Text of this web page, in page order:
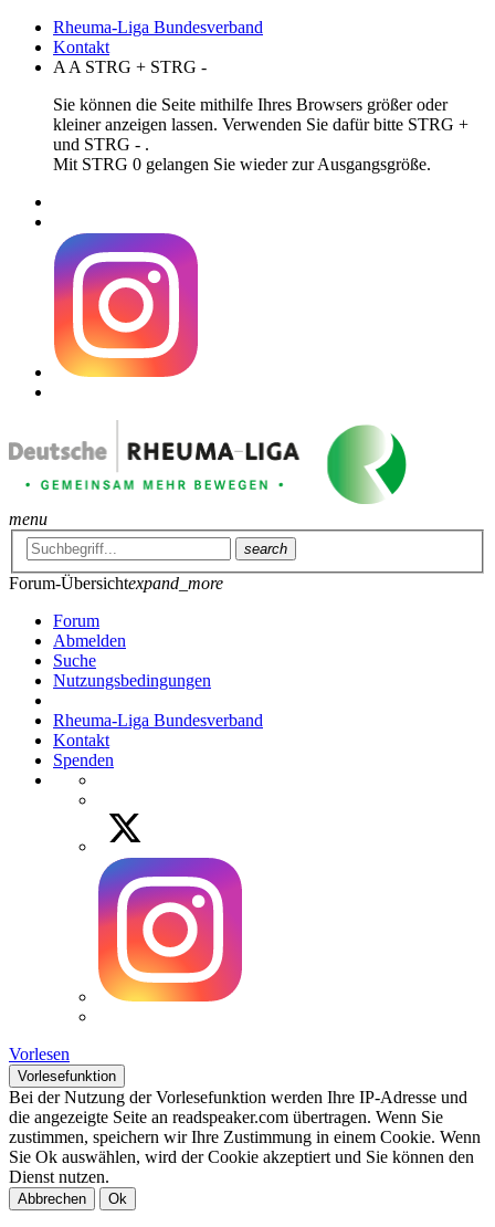
Rheuma-Liga Bundesverband
Kontakt
A A STRG + STRG -
Sie können die Seite mithilfe Ihres Browsers größer oder
kleiner anzeigen lassen. Verwenden Sie dafür bitte STRG +
und STRG - .
Mit STRG 0 gelangen Sie wieder zur Ausgangsgröße.
menu
search
Forum-Übersichtexpand_more
Forum
Abmelden
Suche
Nutzungsbedingungen
Rheuma-Liga Bundesverband
Kontakt
Spenden
Vorlesen
Vorlesefunktion
Bei der Nutzung der Vorlesefunktion werden Ihre IP-Adresse und
die angezeigte Seite an readspeaker.com übertragen. Wenn Sie
zustimmen, speichern wir Ihre Zustimmung in einem Cookie. Wenn
Sie Ok auswählen, wird der Cookie akzeptiert und Sie können den
Dienst nutzen.
Abbrechen Ok